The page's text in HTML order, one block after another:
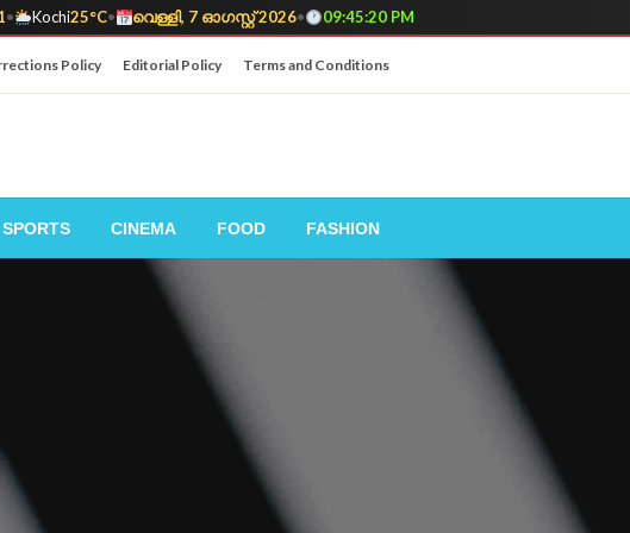
• Kochi25°C• വെള്ളി, 7 ഓഗസ്റ്റ് 2026• 09:45:21 PM
Policy Editorial Policy Terms and Conditions
SPORTS CINEMA FOOD FASHION